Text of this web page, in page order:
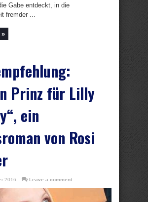
Gabe entdeckt, in die
fremder ...
»
Prinz für Lilly
ein
von Rosi
2016 Leave a comment